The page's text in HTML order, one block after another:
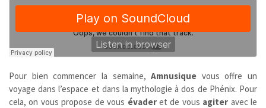
Pour bien commencer la semaine,Amnusique vous offre un
voyage dans l’espace et dans la mythologie à dos de Phénix. Pour
cela, on vous propose de vous évaderet de vous agiter avec le